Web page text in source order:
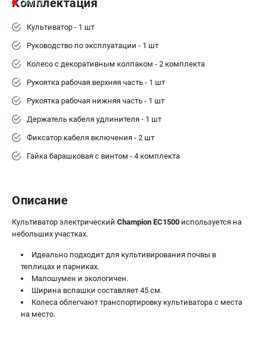
Комплектация
Культиватор - 1 шт
Руководство по эксплуатации - 1 шт
Колесо с декоративным колпаком - 2 комплекта
Рукоятка рабочая верхняя часть - 1 шт
Рукоятка рабочая нижняя часть - 1 шт
Держатель кабеля удлинителя - 1 шт
Фиксатор кабеля включения - 2 шт
Гайка барашковая с винтом - 4 комплекта
Описание
Культиватор электрический Champion EC1500 используется на
небольших участках.
Идеально подходит для культивирования почвы в
теплицах и парниках.
Малошумен и экологичен.
Ширина вспашки составляет 45 см.
Колеса облегчают транспортировку культиватора с места
на место.